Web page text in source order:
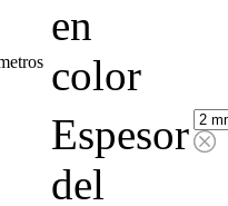
en
color
Espesor
del